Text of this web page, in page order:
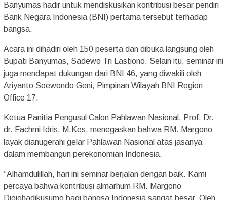
Banyumas hadir untuk mendiskusikan kontribusi besar pendiri
Bank Negara Indonesia (BNI) pertama tersebut terhadap
bangsa.
Acara ini dihadiri oleh 150 peserta dan dibuka langsung oleh
Bupati Banyumas, Sadewo Tri Lastiono. Selain itu, seminar ini
juga mendapat dukungan dari BNI 46, yang diwakili oleh
Ariyanto Soewondo Geni, Pimpinan Wilayah BNI Region
Office 17.
Ketua Panitia Pengusul Calon Pahlawan Nasional, Prof. Dr.
dr. Fachmi Idris, M.Kes, menegaskan bahwa RM. Margono
layak dianugerahi gelar Pahlawan Nasional atas jasanya
dalam membangun perekonomian Indonesia.
“Alhamdulillah, hari ini seminar berjalan dengan baik. Kami
percaya bahwa kontribusi almarhum RM. Margono